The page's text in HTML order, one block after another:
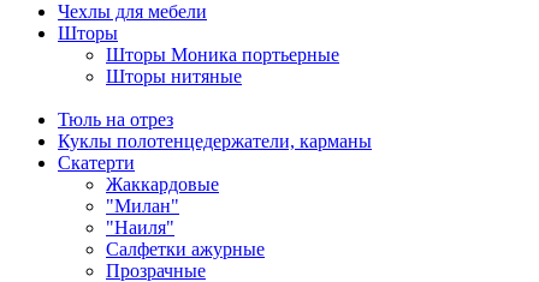
Чехлы для мебели
Шторы
Шторы Моника портьерные
Шторы нитяные
Тюль на отрез
Куклы полотенцедержатели, карманы
Скатерти
Жаккардовые
"Милан"
"Наиля"
Салфетки ажурные
Прозрачные